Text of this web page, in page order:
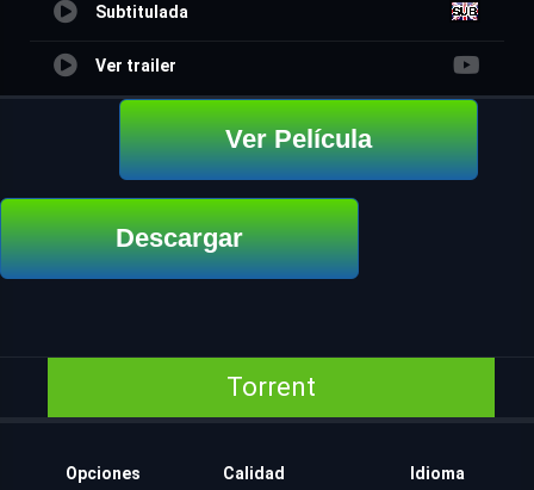
Subtitulada
Ver trailer
Ver Película
Descargar
Torrent
Opciones Calidad Idioma